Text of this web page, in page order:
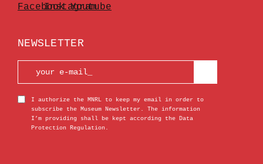
NEWSLETTER
I authorize the MNRL to keep my email in order to
subscribe the Museum Newsletter. The information
I’m providing shall be kept according the Data
Protection Regulation.